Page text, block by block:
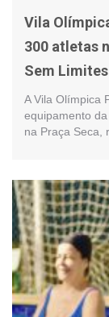
Vila
300 atletas
Sem Limites
A Vila Olímpica
equipamento
na Praça Seca,